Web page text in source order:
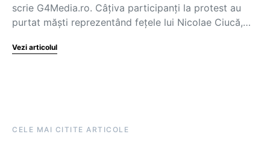
scrie G4Media.ro. Câțiva participanți la protest au
purtat măști reprezentând fețele lui Nicolae Ciucă,…
Vezi articolul
CELE MAI CITITE ARTICOLE